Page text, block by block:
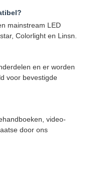
mainstream LED
Colorlight en Linsn.
en er worden
voor bevestigde
video-
door ons